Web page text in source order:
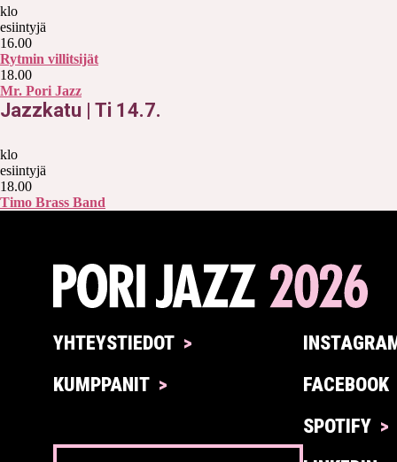
klo
esiintyjä
16.00
Rytmin villitsijät
18.00
Mr. Pori Jazz
Jazzkatu | Ti 14.7.
klo
esiintyjä
18.00
Timo Brass Band
YHTEYSTIEDOT
KUMPPANIT
FACEBOOK
SPOTIFY